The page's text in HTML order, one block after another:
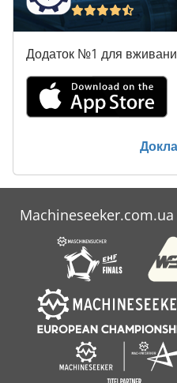
Додаток №1 для
Machineseeker.com.ua